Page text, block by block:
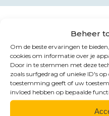
Beheer
Om de beste ervaringen te
cookies om informatie over je
Door in te stemmen met deze
zoals surfgedrag of unieke ID's op
toestemming geeft of uw
invloed hebben op bepaalde
Contact